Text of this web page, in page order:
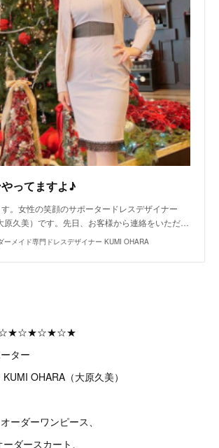
ってますよ♪
。女性の笑顔のサポータードレスデザイナー
原久美）です。先日、お客様から連絡をいただ…
メイド専門ドレスデザイナー KUMI OHARA
ター
OHARA（大原久美）
ーダーワンピース、
ダースカート、